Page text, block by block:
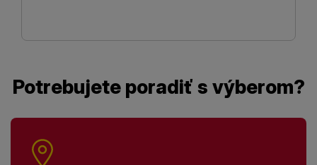
Potrebujete poradiť s výberom?